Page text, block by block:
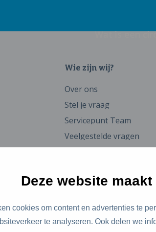
Deze website
cookies om content en advertenties te
te analyseren. Ook delen we
Wat is een
Wie zijn wij?
Over ons
Stel je vraag
Servicepunt Team
Veelgestelde vragen